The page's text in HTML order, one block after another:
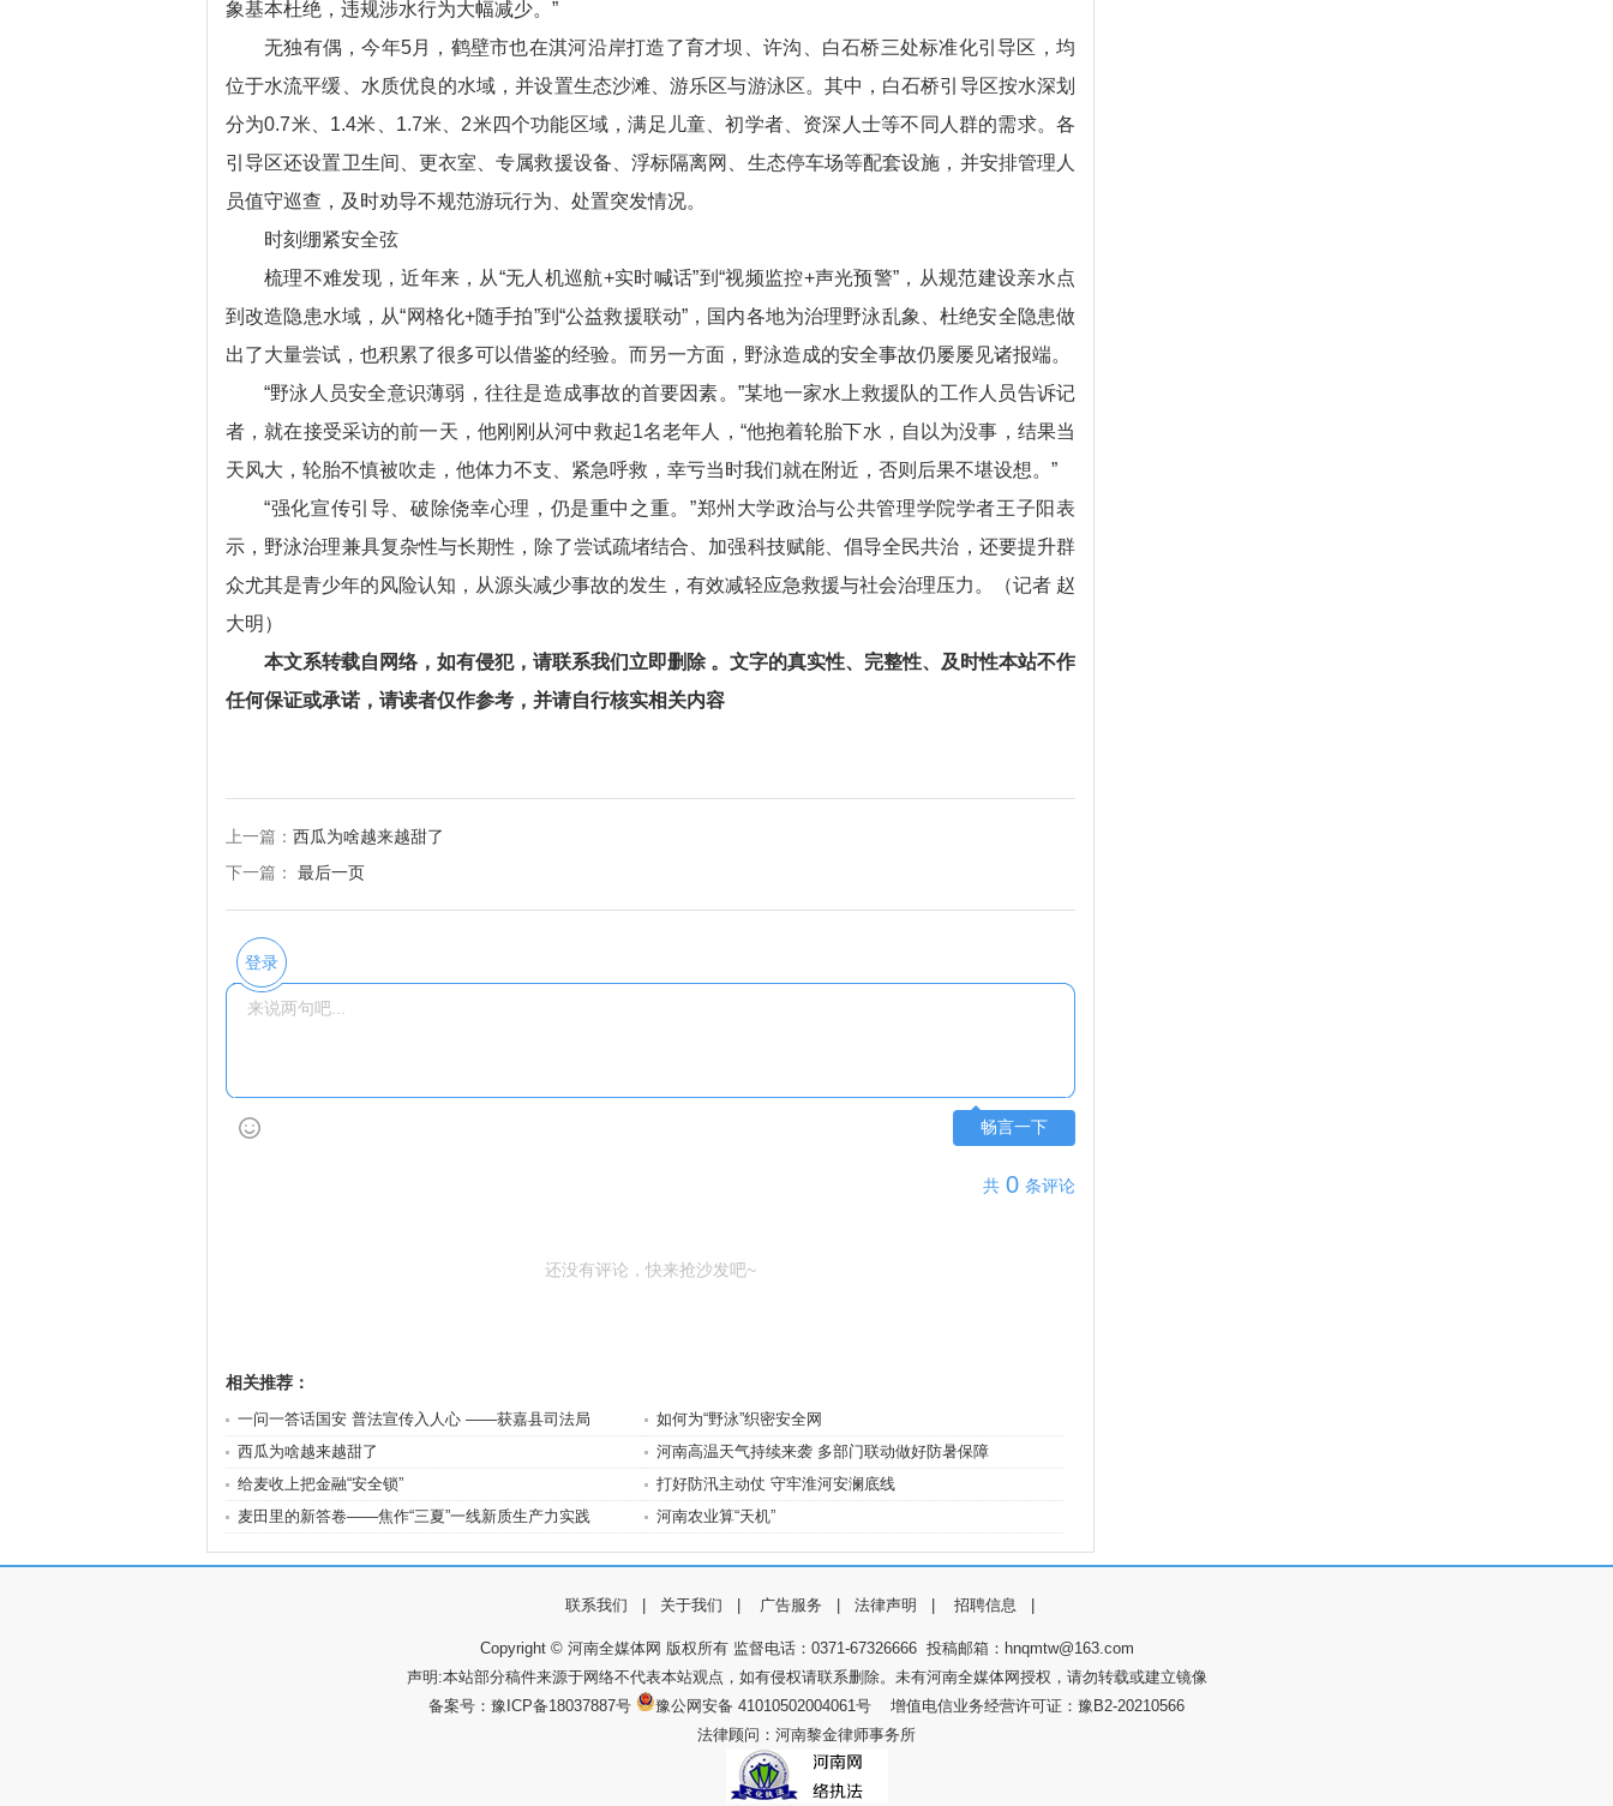
象基本杜绝，违规涉水行为大幅减少。”
无独有偶，今年5月，鹤壁市也在淇河沿岸打造了育才坝、许沟、白石桥三处标准化引导区，均
位于水流平缓、水质优良的水域，并设置生态沙滩、游乐区与游泳区。其中，白石桥引导区按水深划
分为0.7米、1.4米、1.7米、2米四个功能区域，满足儿童、初学者、资深人士等不同人群的需求。各
引导区还设置卫生间、更衣室、专属救援设备、浮标隔离网、生态停车场等配套设施，并安排管理人
员值守巡查，及时劝导不规范游玩行为、处置突发情况。
时刻绷紧安全弦
梳理不难发现，近年来，从“无人机巡航+实时喊话”到“视频监控+声光预警”，从规范建设亲水点
到改造隐患水域，从“网格化+随手拍”到“公益救援联动”，国内各地为治理野泳乱象、杜绝安全隐患做
出了大量尝试，也积累了很多可以借鉴的经验。而另一方面，野泳造成的安全事故仍屡屡见诸报端。
“野泳人员安全意识薄弱，往往是造成事故的首要因素。”某地一家水上救援队的工作人员告诉记
者，就在接受采访的前一天，他刚刚从河中救起1名老年人，“他抱着轮胎下水，自以为没事，结果当
天风大，轮胎不慎被吹走，他体力不支、紧急呼救，幸亏当时我们就在附近，否则后果不堪设想。”
“强化宣传引导、破除侥幸心理，仍是重中之重。”郑州大学政治与公共管理学院学者王子阳表
示，野泳治理兼具复杂性与长期性，除了尝试疏堵结合、加强科技赋能、倡导全民共治，还要提升群
众尤其是青少年的风险认知，从源头减少事故的发生，有效减轻应急救援与社会治理压力。（记者 赵
大明）
本文系转载自网络，如有侵犯，请联系我们立即删除 。文字的真实性、完整性、及时性本站不作
任何保证或承诺，请读者仅作参考，并请自行核实相关内容
上一篇： 西瓜为啥越来越甜了
下一篇： 最后一页
登录
畅言一下
共 0 条评论
还没有评论，快来抢沙发吧~
相关推荐：
一问一答话国安 普法宣传入人心 ——获嘉县司法局
如何为“野泳”织密安全网
西瓜为啥越来越甜了
河南高温天气持续来袭 多部门联动做好防暑保障
给麦收上把金融“安全锁”
打好防汛主动仗 守牢淮河安澜底线
麦田里的新答卷——焦作“三夏”一线新质生产力实践
河南农业算“天机”
联系我们 关于我们 广告服务 法律声明 招聘信息
Copyright © 河南全媒体网 版权所有 监督电话：0371-67326666 投稿邮箱：hnqmtw@163.com
声明:本站部分稿件来源于网络不代表本站观点，如有侵权请联系删除。未有河南全媒体网授权，请勿转载或建立镜像
备案号： 豫ICP备18037887号
豫公网安备 41010502004061号 增值电信业务经营许可证：豫B2-20210566
法律顾问：河南黎金律师事务所